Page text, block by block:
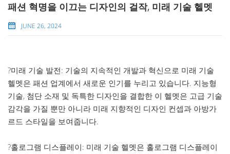
패션 혁명을 이끄는 디자인의 걸작, 미래 기술 헬멧
JUNE 26, 2024
?미래 기술 발전: 기술의 지속적인 개발과 혁신으로 미래 기술
헬멧은 패션 업계에서 새로운 인기를 누리고 있습니다. 지능형
기술, 첨단 소재 및 독특한 디자인을 결합한 이 헬멧은 고급 기술
감각을 가질 뿐만 아니라 미래 지향적인 디자인 컨셉과 아방가
르드 스타일을 보여줍니다.
?홀로그램 디스플레이: 미래 기술 헬멧은 홀로그램 디스플레이